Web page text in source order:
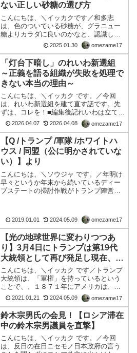
ない正しい砂糖の選び方
こんにちは、＼イッカクです／和多志
は、色のついている砂糖が、グラニュー
糖よりカラダに良いのかなと、認識して
ましたが・・・■編集後記なるほど、グラ
ニュー糖って、上白糖よりマシだっ
た。。。そして、今度、ココナツ・シュ
ガーを試してみます。🤣では、...
2025.01.30 omezame17
「灯台下暗し」のれいわ新選組
～正義を語る組織が失敗を処理で
きない本当の理由～
こんにちは、＼イッカク です。／今回
は、れいわ新選組を建て直す話です。先
ずは、コレを！■編集後記れいわは立て直
せるのか？ ― 本当に問われているのは
「正しさ」ではない今回の一件を通し
て、多くの人が感じたのは「失望」だっ
たと思います。しかし、...
2026.04.07 2026.04.08 omezame17
【Q /トランプ /軍隊 /ホワイトハ
ウス / 同盟（公に明かされていな
い）】より
こんにちは、＼ソウジャ です。／年明け
早々というか年末から続いているディー
プステートの掃討作戦がトランプ陣営で
ナーでの電力線の炎上の模様がつながっ
た。。。しかし現在、ア...
2019.01.01 2024.05.09 omezame17
【光の地球世界に変わりつつあ
り】3月4日にトランプは第19代
大統領として再び発足し現在、米
軍およびFEMA当局の完全
こんにちは、＼イッカク です／トランプ
大統領は、「軍権」を持っているという
ことで、、１８７１年にアメリカは、売
国されました。それ以来、アメリカは
USA、つまり、株式会社アメリカ合衆国
という会社で、国家を運営されていまし
た。本当のアメリカ合衆...
2021.01.21 2024.05.09 omezame17
鈴木宗男氏の会見！【ロシア滞在
中の鈴木宗男議員を直撃】
こんにちは、＼イッカク です。／今回
は、反日の在日ニセモノ日本政府の言う